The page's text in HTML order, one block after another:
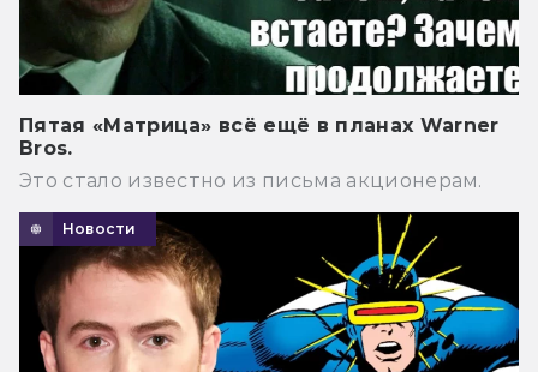
Пятая «Матрица» всё ещё в планах Warner
Bros.
Это стало известно из письма акционерам.
Новости